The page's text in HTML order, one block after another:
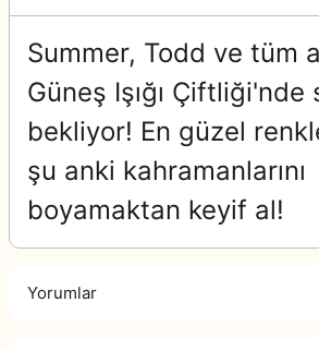
Summer, Todd ve tüm
Güneş Işığı Çiftliği'nde
bekliyor! En güzel
şu anki kahramanlarını
boyamaktan keyif al!
Yorumlar